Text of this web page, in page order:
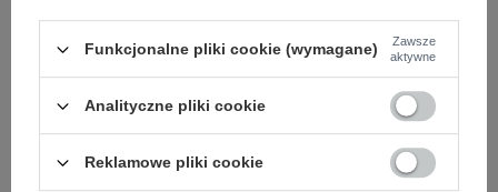
ZALOGUJ SIĘ I ZOBACZ CENĘ
Funkcjonalne pliki cookie (wymagane)
Zawsze
aktywne
Analityczne pliki cookie
Reklamowe pliki cookie